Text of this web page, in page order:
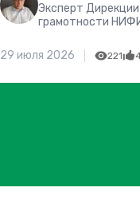
Эксперт
грамотности
29 июля 2026 221